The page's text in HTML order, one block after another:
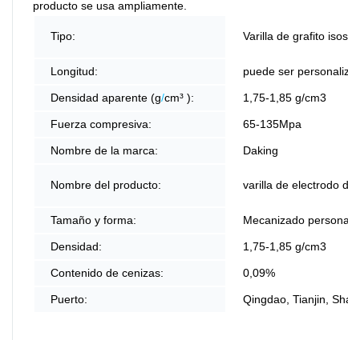
producto se usa ampliamente.
Tipo: Varilla de grafito
Longitud: puede ser
Densidad aparente (g/cm³ ): 1,75-1,85 g/cm3
Fuerza compresiva: 65-135Mpa
Nombre de la marca: Daking
Nombre del producto: varilla de electrodo
Tamaño y forma: Mecanizado
Densidad: 1,75-1,85 g/cm3
Contenido de cenizas: 0,09%
Puerto: Qingdao, Tianjin,